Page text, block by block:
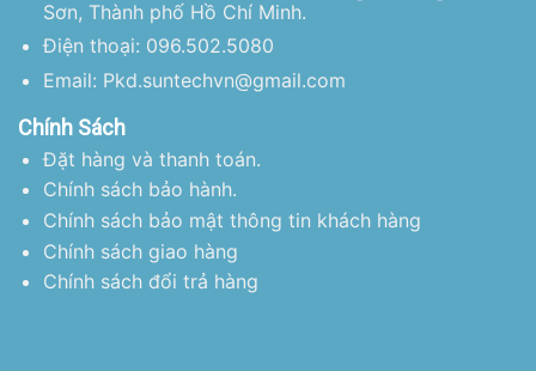
Sơn, Thành phố Hồ Chí Minh.
Điện thoại: 096.502.5080
Email: Pkd.suntechvn@gmail.com
Chính Sách
Đặt hàng và thanh toán.
Chính sách bảo hành.
Chính sách bảo mật thông tin khách hàng
Chính sách giao hàng
Chính sách đổi trả hàng